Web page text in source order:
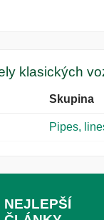
klasických
Skupina
Pipes,
NEJLEPŠÍ